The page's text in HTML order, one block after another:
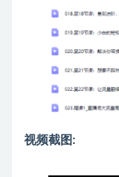
视频截图: